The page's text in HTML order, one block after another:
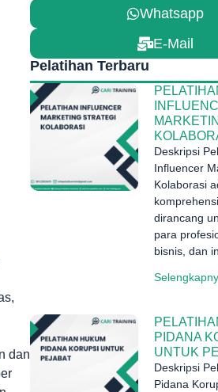
dan
Whatsapp
E-Mail
Pelatihan Terbaru
Deskripsi
Influencer
Kolaborasi
dirancang
para
bisnis, dan
PIDANA
UNTUK
Deskripsi
Pidana